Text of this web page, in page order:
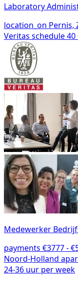
Laboratory
location_on Pernis,
Veritas schedule40
Medewerker
payments €3777 -
Noord-Holland
24-36 uur per week